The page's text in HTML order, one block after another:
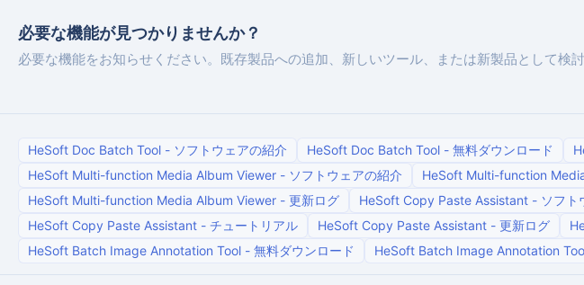
必要な機能が見つかりませんか？
必要な機能をお知らせください。既存製品への追加、新しいツール、または新製品として検討
HeSoft Doc Batch Tool - ソフトウェアの紹介 HeSoft Doc Batch Tool - 無料ダウンロード
HeSoft Multi-function Media Album Viewer - ソフトウェアの紹介 HeSoft Multi-function
HeSoft Multi-function Media Album Viewer - 更新ログ HeSoft Copy Paste Assistant - ソフト
HeSoft Copy Paste Assistant - チュートリアル HeSoft Copy Paste Assistant - 更新ログ
HeSoft Batch Image Annotation Tool - 無料ダウンロード HeSoft Batch Image Annotation